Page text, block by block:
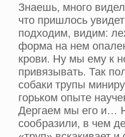
Знаешь, много
что пришлось
подходим, ви­дим:
форма на нем
крови. Ну мы ему к
привя­зывать. Так
собаки трупы
горьком опыте
Дергаем мы его и…
сообрази­ли, в чем